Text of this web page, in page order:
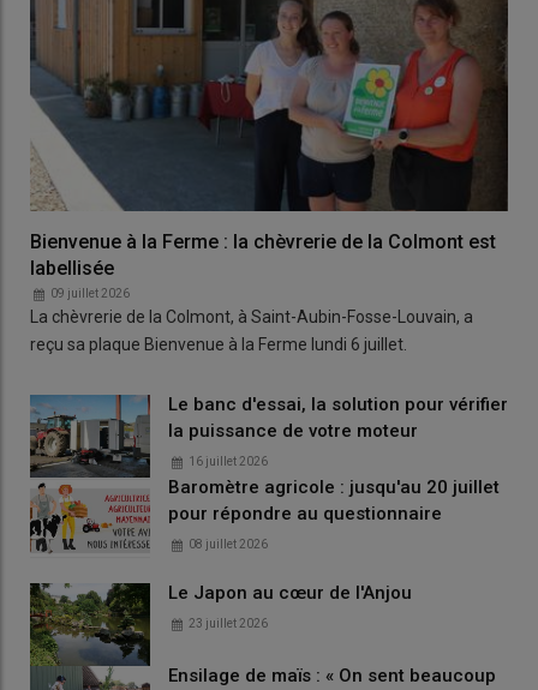
Bienvenue à la Ferme : la chèvrerie de la Colmont est
labellisée
09 juillet 2026
La chèvrerie de la Colmont, à Saint-Aubin-Fosse-Louvain, a
reçu sa plaque Bienvenue à la Ferme lundi 6 juillet.
Le banc d'essai, la solution pour vérifier
la puissance de votre moteur
16 juillet 2026
Baromètre agricole : jusqu'au 20 juillet
pour répondre au questionnaire
08 juillet 2026
Le Japon au cœur de l'Anjou
23 juillet 2026
Ensilage de maïs : « On sent beaucoup